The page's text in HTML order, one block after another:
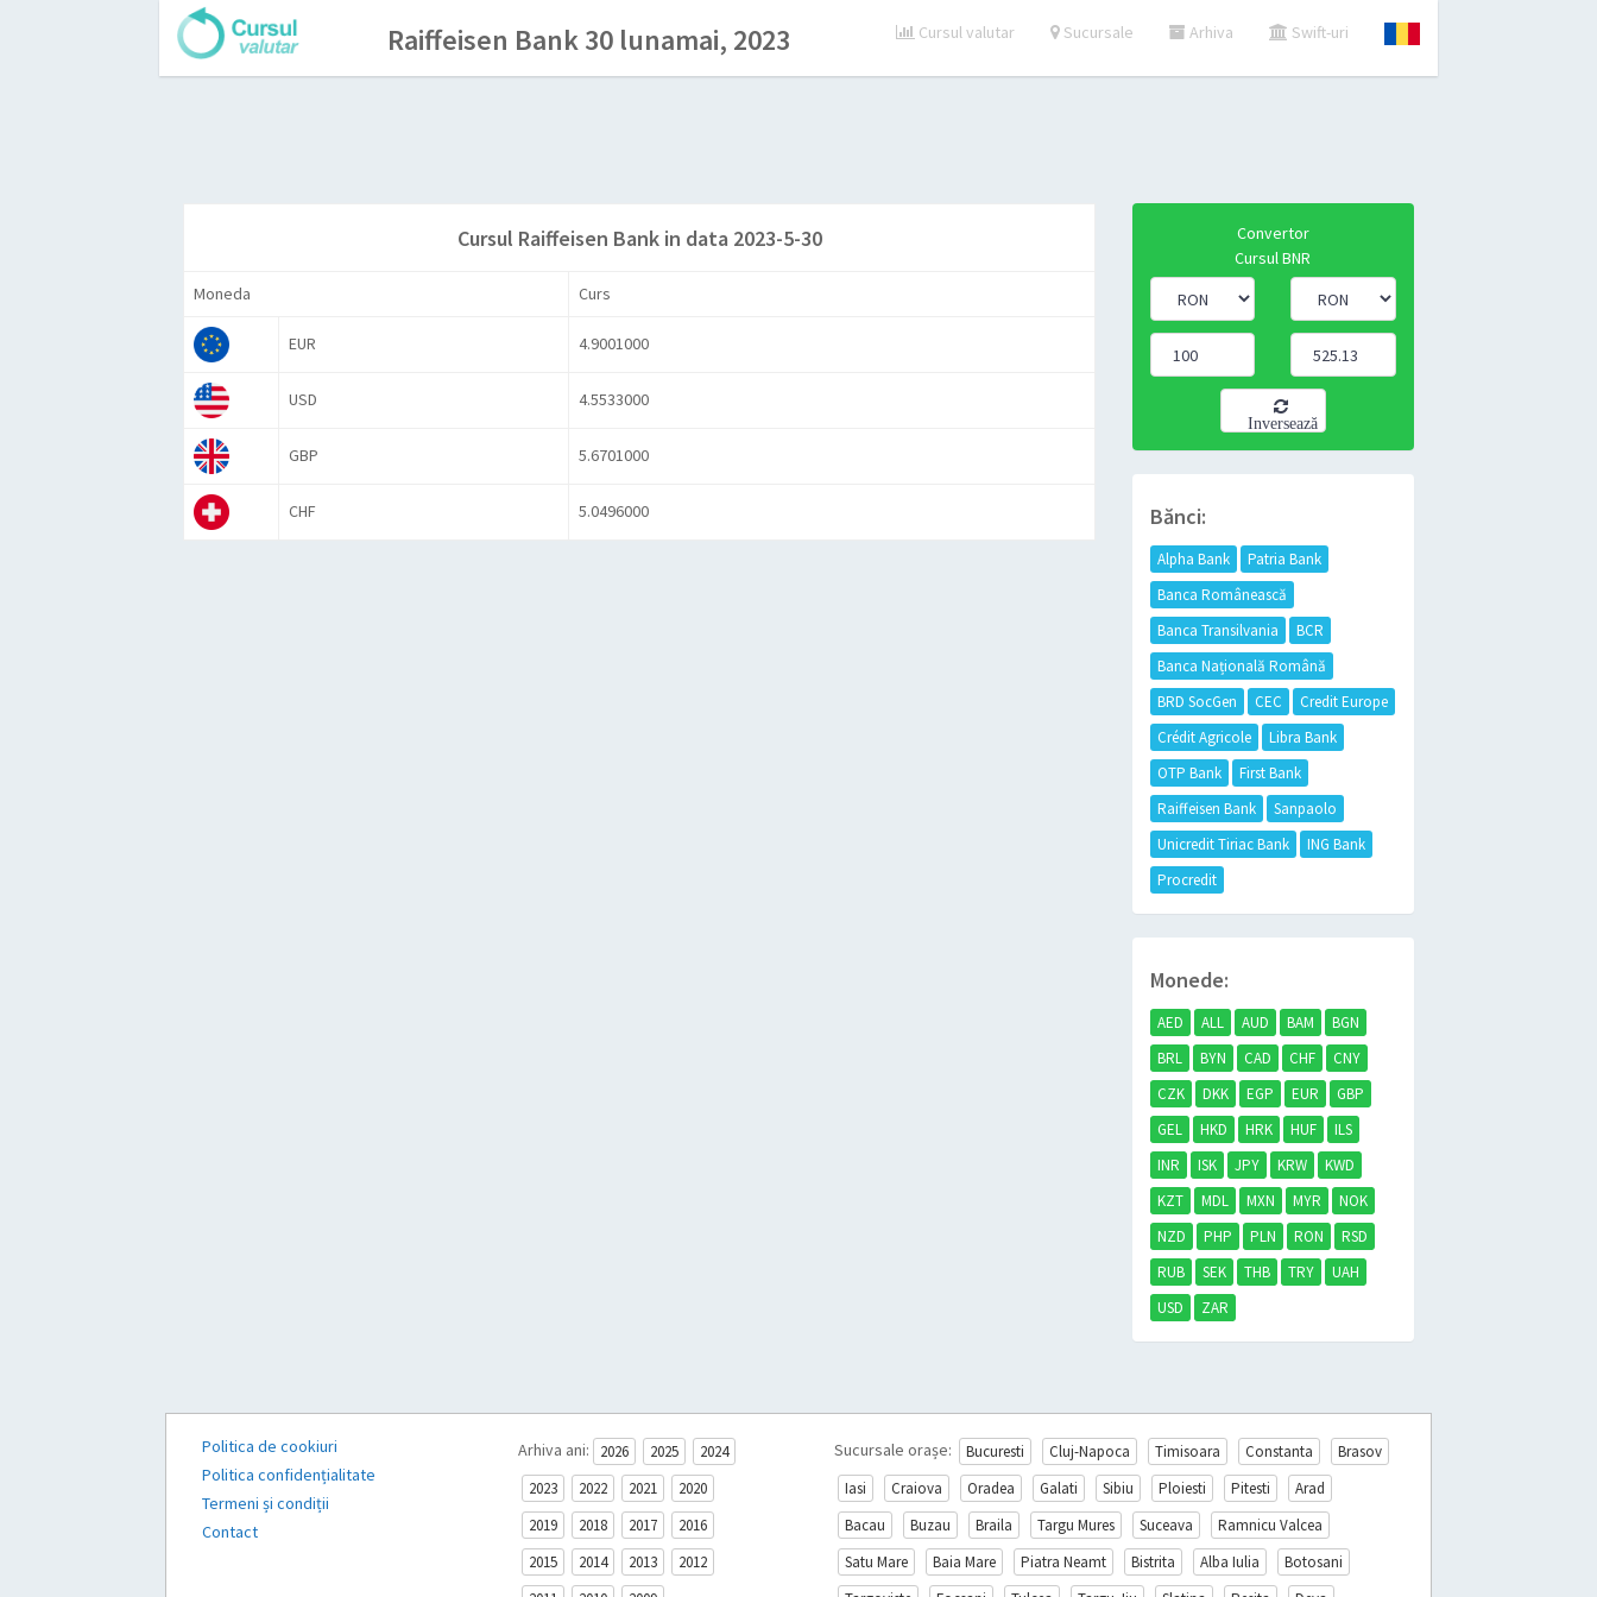
Raiffeisen Bank 30 lunamai, 2023 Cursul valutar Sucursale Arhiva Swift-uri
Cursul Raiffeisen Bank in data 2023-5-30
Moneda Curs
EUR 4.9001000
USD 4.5533000
GBP 5.6701000
CHF 5.0496000
Convertor
Cursul BNR
Inversează
Bănci:
Alpha Bank
Patria Bank
Banca Românească
Banca Transilvania
BCR
Banca Națională Română
BRD SocGen
CEC
Credit Europe
Crédit Agricole
Libra Bank
OTP Bank
First Bank
Raiffeisen Bank
Sanpaolo
Unicredit Tiriac Bank
ING Bank
Procredit
Monede:
AED ALL AUD BAM
BGN
BRL
BYN CAD CHF
CNY
CZK
DKK EGP EUR
GBP
GEL
HKD HRK HUF
ILS
INR
ISK JPY KRW
KWD
KZT
MDL MXN MYR
NOK
NZD
PHP PLN RON
RSD
RUB
SEK THB TRY
UAH
USD
ZAR
Politica de cookiuri
Politica confidențialitate
Termeni și condiții
Contact
Arhiva ani: 2026 2025
2024
2023
2022 2021
2020
2019
2018 2017
2016
2015
2014 2013
2012
Sucursale orașe: Bucuresti Cluj-Napoca Timisoara Constanta
Brasov
Iasi
Craiova Oradea Galati Sibiu Ploiesti Pitesti
Arad
Bacau
Buzau Braila Targu Mures Suceava
Ramnicu Valcea
Satu Mare
Baia Mare Piatra Neamt Bistrita Alba Iulia
Botosani